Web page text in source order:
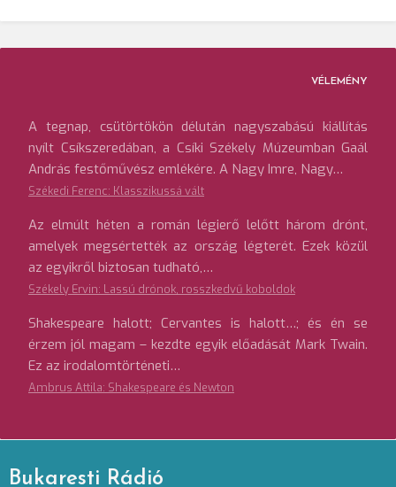
VÉLEMÉNY
A tegnap, csütörtökön délután nagyszabású kiállítás
nyílt Csíkszeredában, a Csíki Székely Múzeumban Gaál
András festőművész emlékére. A Nagy Imre, Nagy…
Székedi Ferenc: Klasszikussá vált
Az elmúlt héten a román légierő lelőtt három drónt,
amelyek megsértették az ország légterét. Ezek közül
az egyikről biztosan tudható,…
Székely Ervin: Lassú drónok, rosszkedvű koboldok
Shakespeare halott; Cervantes is halott…; és én se
érzem jól magam – kezdte egyik előadását Mark Twain.
Ez az irodalomtörténeti…
Ambrus Attila: Shakespeare és Newton
Bukaresti Rádió